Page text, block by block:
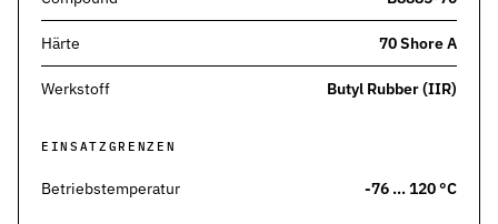
Dynamische Dichtungen
Parker O-Lube und S-Lube für Elastomerdichtungen
Härte 70 Shore A
Werkstoff Butyl Rubber (IIR)
EINSATZGRENZEN
Betriebstemperatur -76 … 120 °C